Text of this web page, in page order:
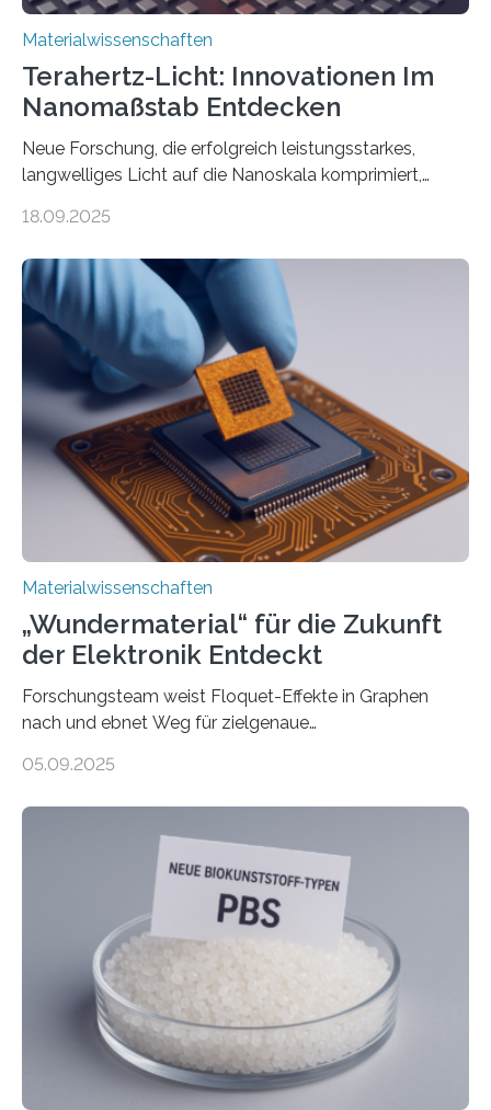
Materialwissenschaften
Terahertz-Licht: Innovationen Im
Nanomaßstab Entdecken
Neue Forschung, die erfolgreich leistungsstarkes,
langwelliges Licht auf die Nanoskala komprimiert,
optoelektronischen Geräten ermöglichen, geleitet von
Forschung, die erfolgreich leistungsstarkes,
langwelliges Licht auf die Nanoskala komprimiert,
könnte Fortschritte in der Terahertz-Optik und bei
optoelektronischen Geräten ermöglichen, geleitet von
Vanderbilt und dem Fritz-Haber-Institut Josh Caldwell,
Professor für Maschinenbau und Direktor des
interdisziplinären Graduiertenprogramms für
Materialwissenschaften an der Vanderbilt University,
und Alexander Paarmann vom Fritz-Haber-Institut
leiteten ein internationales Forschungsprojekt, das…
18.09.2025
Materialwissenschaften
„Wundermaterial“ für die Zukunft
der Elektronik Entdeckt
Forschungsteam weist Floquet-Effekte in Graphen
nach und ebnet Weg für zielgenaue
– nur eine Atomlage dick, aber extrem leitfähig und
Sensoren, leistungsstarken Batterien und effizienten
Solarzellen. Eine neue Studie hebt das Potenzial nun
noch auf ein neues Level: Zum ersten Mal haben
Forschende an der Universität Göttingen gemeinsam
mit Kollegen aus Braunschweig, Bremen und der
Schweiz direkt beobachtet, wie in Graphen…
05.09.2025